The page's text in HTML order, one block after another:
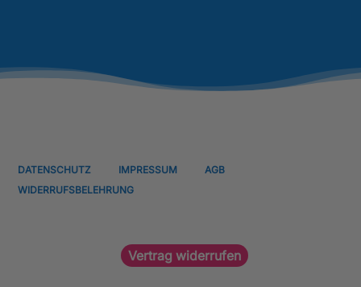
DATENSCHUTZ IMPRESSUM
AGB
WIDERRUFSBELEHRUNG
Vertrag widerrufen